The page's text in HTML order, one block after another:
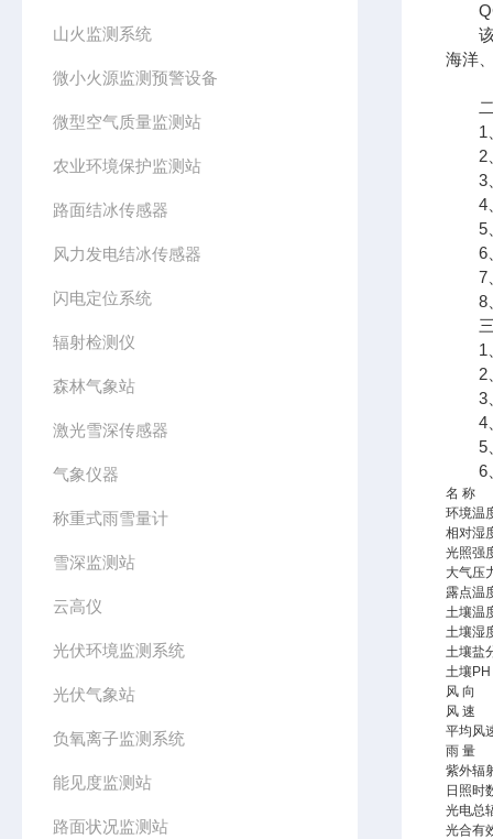
山火监测系统
微小火源监测预警设备
微型空气质量监测站
农业环境保护监测站
路面结冰传感器
风力发电结冰传感器
闪电定位系统
辐射检测仪
森林气象站
激光雪深传感器
气象仪器
称重式雨雪量计
雪深监测站
云高仪
光伏环境监测系统
光伏气象站
负氧离子监测系统
能见度监测站
路面状况监测站
该设
海洋
二
1、
2、
3、
4、
5、
6、
7、
8、
三
1、
2、
3、
4、
5、
6、
名 称
环境温
相对湿
光照强
大气压
露点温
土壤温
土壤湿
土壤盐
土壤PH
风 向
风 速
平均风
雨 量
紫外辐
日照时
光电总
光合有